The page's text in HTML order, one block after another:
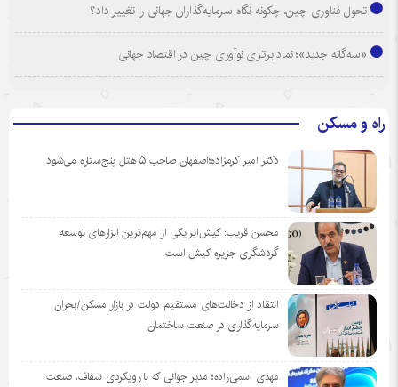
تحول فناوری چین، چکونه نگاه سرمایه‌گذاران جهانی را تغییر داد؟
«سه‌گانه جدید»؛ نماد برتری نوآوری چین در اقتصاد جهانی
راه و مسکن
دکتر امیر کرمزاده؛اصفهان صاحب ۵ هتل پنج‌ستاره می‌شود
محسن قریب: کیش‌ایر یکی از مهم‌ترین ابزارهای توسعه
گردشگری جزیره کیش است
انتقاد از دخالت‌های مستقیم دولت در بازار مسکن/بحران
سرمایه‌گذاری در صنعت ساختمان
مهدی اسمی‌زاده؛ مدیر جوانی که با رویکردی شفاف، صنعت